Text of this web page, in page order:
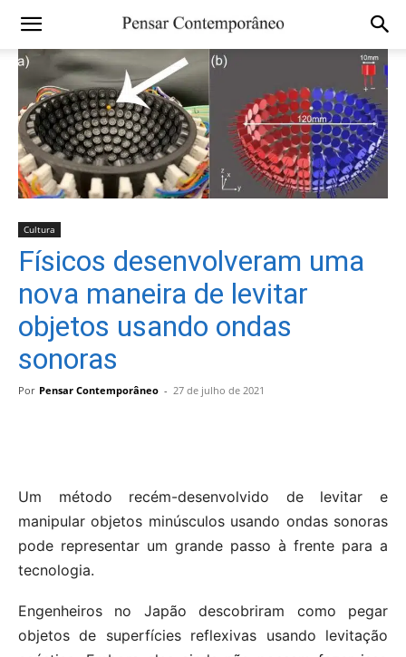
Cultura
Físicos desenvolveram uma
nova maneira de levitar
objetos usando ondas
sonoras
Por Pensar Contemporâneo - 27 de julho de 2021
Um método recém-desenvolvido de levitar e
manipular objetos minúsculos usando ondas sonoras
pode representar um grande passo à frente para a
tecnologia.
Engenheiros no Japão descobriram como pegar
objetos de superfícies reflexivas usando levitação